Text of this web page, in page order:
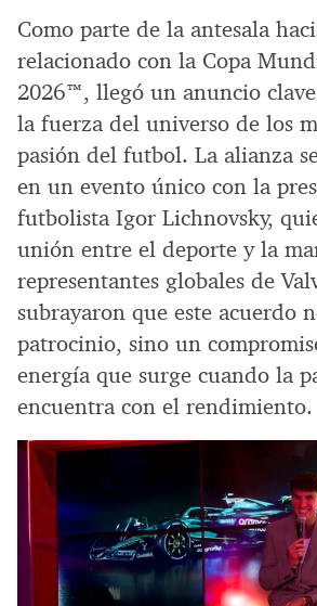
Como parte de la antesala
relacionado con la Copa
2026™, llegó un anuncio
la fuerza del universo de los
pasión del futbol. La alianza
en un evento único con la
futbolista Igor Lichnovsky,
unión entre el deporte y la
representantes globales de
subrayaron que este acuerdo
patrocinio, sino un
energía que surge cuando la
encuentra con el rendimiento.